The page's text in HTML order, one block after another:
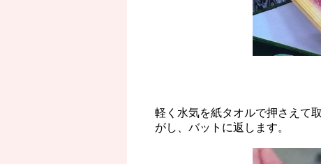
軽く水気を紙タオルで押さえて
がし、バットに返します。